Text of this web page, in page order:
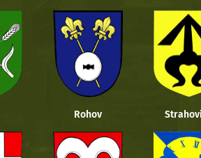
Rohov